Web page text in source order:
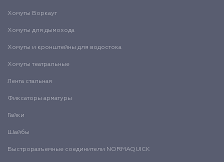
Хомуты Воркаут
Хомуты для дымохода
Хомуты и кронштейны для водостока
Хомуты театральные
Лента стальная
Фиксаторы арматуры
Гайки
Шайбы
Быстроразъемные соединители NORMAQUICK